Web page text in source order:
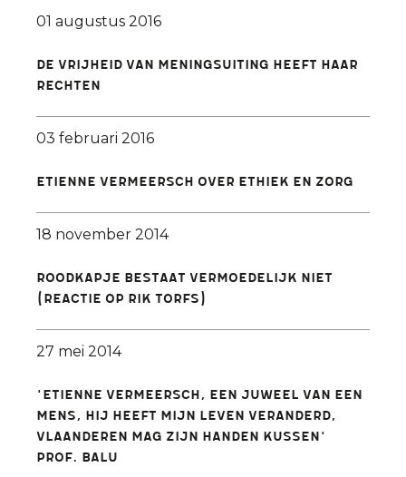
01 augustus 2016
De vrijheid van meningsuiting heeft haar
rechten
03 februari 2016
Etienne Vermeersch over ethiek en zorg
18 november 2014
Roodkapje bestaat vermoedelijk niet
(reactie op Rik Torfs)
27 mei 2014
'Etienne Vermeersch, een juweel van een
mens, hij heeft mijn leven veranderd,
Vlaanderen mag zijn handen kussen'
Prof. Balu